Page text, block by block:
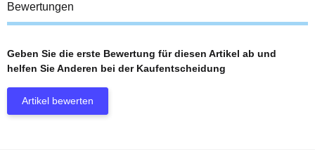
Bewertungen
Geben Sie die erste Bewertung für diesen Artikel ab und
helfen Sie Anderen bei der Kaufentscheidung
Artikel bewerten